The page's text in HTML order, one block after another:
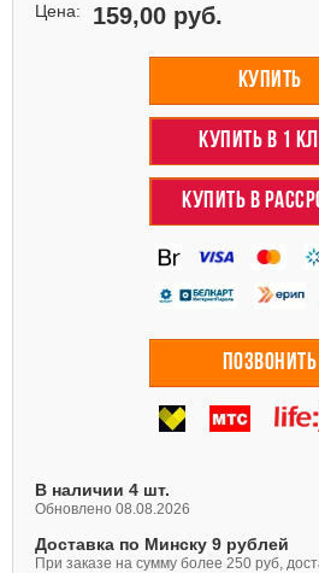
Цена: 159,00 руб.
КУПИТЬ
КУПИТЬ В 1
КУПИТЬ В
ПОЗВОНИТЬ
В наличии 4 шт.
Обновлено 08.08.2026
Доставка по Минску 9 рублей
При заказе на сумму более 250 руб,